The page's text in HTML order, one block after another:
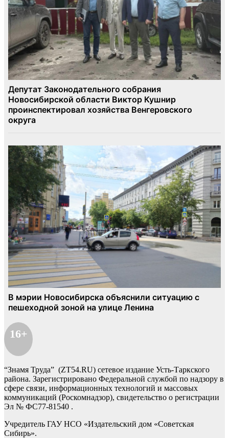
16+
“Знамя Труда” (ZT54.RU) сетевое издание Усть-Таркского
района. Зарегистрировано Федеральной службой по надзору в
сфере связи, информационных технологий и массовых
коммуникаций (Роскомнадзор), свидетельство о регистрации
Эл № ФС77-81540 .
Учредитель ГАУ НСО «Издательский дом «Советская
Сибирь».